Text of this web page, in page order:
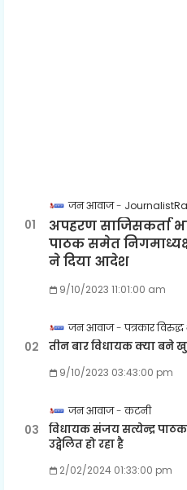
जन आवाज
अपहरण साजिसकर्ता
पाठक समेत
ने दिया आदेश
9/10/2023 11:01:00 am
जन आवाज पत्रकार
तीन बार विधायक क्या बने
9/10/2023 03:43:00 pm
जन आवाज कटनी
विधायक संजय सत्येन्द्र
उद्वेलित हो रहा है
2/02/2024 01:33:00 pm